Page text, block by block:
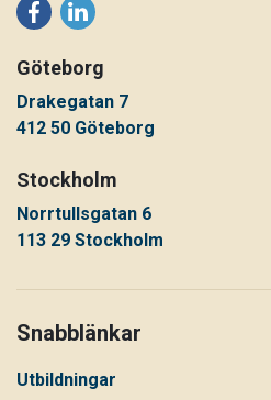
Göteborg
Drakegatan 7
412 50 Göteborg
Stockholm
Norrtullsgatan 6
113 29 Stockholm
Snabblänkar
Utbildningar